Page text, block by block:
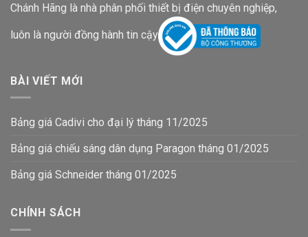
Chánh Hãng là nhà phân phối thiết bị điện chuyên nghiệp,
luôn là người đồng hành tin cậy
BÀI VIẾT MỚI
Bảng giá Cadivi cho đại lý tháng 11/2025
Bảng giá chiếu sáng dân dụng Paragon tháng 01/2025
Bảng giá Schneider tháng 01/2025
CHÍNH SÁCH